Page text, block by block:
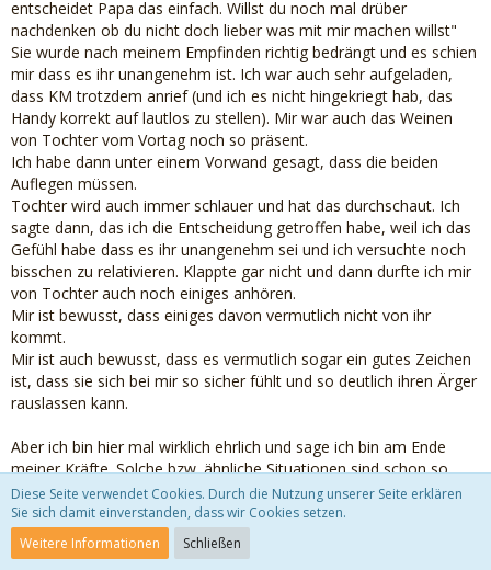
entscheidet Papa das einfach. Willst du noch mal drüber
nachdenken ob du nicht doch lieber was mit mir machen willst"
Sie wurde nach meinem Empfinden richtig bedrängt und es schien
mir dass es ihr unangenehm ist. Ich war auch sehr aufgeladen,
dass KM trotzdem anrief (und ich es nicht hingekriegt hab, das
Handy korrekt auf lautlos zu stellen). Mir war auch das Weinen
von Tochter vom Vortag noch so präsent.
Ich habe dann unter einem Vorwand gesagt, dass die beiden
Auflegen müssen.
Tochter wird auch immer schlauer und hat das durchschaut. Ich
sagte dann, das ich die Entscheidung getroffen habe, weil ich das
Gefühl habe dass es ihr unangenehm sei und ich versuchte noch
bisschen zu relativieren. Klappte gar nicht und dann durfte ich mir
von Tochter auch noch einiges anhören.
Mir ist bewusst, dass einiges davon vermutlich nicht von ihr
kommt.
Mir ist auch bewusst, dass es vermutlich sogar ein gutes Zeichen
ist, dass sie sich bei mir so sicher fühlt und so deutlich ihren Ärger
rauslassen kann.
Aber ich bin hier mal wirklich ehrlich und sage ich bin am Ende
meiner Kräfte. Solche bzw. ähnliche Situationen sind schon so
viele Monate oder eigentlich bald schon 2 Jahre Alltag bei uns.
Ich sehe überall nur noch Gefahr.
Ich berechne sämtliche Situationen, was ich wohl machen kann,
damit ich mich nicht angreifbar mache und vor allem damit
Diese Seite verwendet Cookies. Durch die Nutzung unserer Seite erklären
Sie sich damit einverstanden, dass wir Cookies setzen.
Weitere Informationen
Schließen